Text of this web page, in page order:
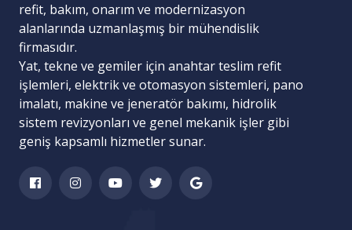
refit, bakım, onarım ve modernizasyon
alanlarında uzmanlaşmış bir mühendislik
firmasıdır.
Yat, tekne ve gemiler için anahtar teslim refit
işlemleri, elektrik ve otomasyon sistemleri, pano
imalatı, makine ve jeneratör bakımı, hidrolik
sistem revizyonları ve genel mekanik işler gibi
geniş kapsamlı hizmetler sunar.